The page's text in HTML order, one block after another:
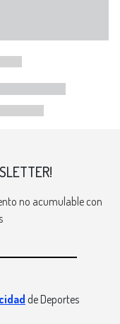
no acumulable con
de Deportes